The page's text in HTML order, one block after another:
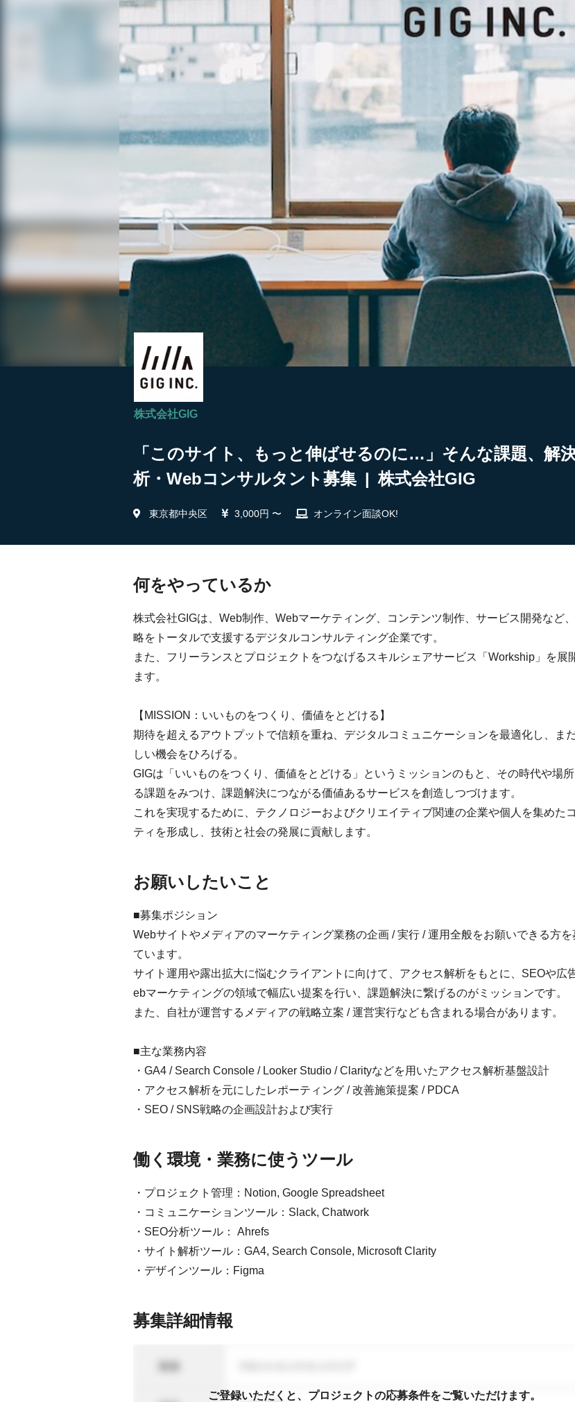
株式会社GIG
「このサイト、もっと伸ばせるのに…」そんな課題、解
析・Webコンサルタント募集 | 株式会社GIG
東京都中央区 3,000円 〜 オンライン面談OK!
何をやっているか
株式会社GIGは、Web制作、Webマーケティング、コンテンツ制作、サービス開発など
略をトータルで支援するデジタルコンサルティング企業です。
また、フリーランスとプロジェクトをつなげるスキルシェアサービス「Workship」を展
ます。
【MISSION：いいものをつくり、価値をとどける】
期待を超えるアウトプットで信頼を重ね、デジタルコミュニケーションを最適化し、ま
しい機会をひろげる。
GIGは「いいものをつくり、価値をとどける」というミッションのもと、その時代や場
る課題をみつけ、課題解決につながる価値あるサービスを創造しつづけます。
これを実現するために、テクノロジーおよびクリエイティブ関連の企業や個人を集めた
ティを形成し、技術と社会の発展に貢献します。
お願いしたいこと
■募集ポジション
Webサイトやメディアのマーケティング業務の企画 / 実行 / 運用全般をお願いできる方を
ています。
サイト運用や露出拡大に悩むクライアントに向けて、アクセス解析をもとに、SEOや広
ebマーケティングの領域で幅広い提案を行い、課題解決に繋げるのがミッションです。
また、自社が運営するメディアの戦略立案 / 運営実行なども含まれる場合があります。
■主な業務内容
・GA4 / Search Console / Looker Studio / Clarityなどを用いたアクセス解析基盤設計
・アクセス解析を元にしたレポーティング / 改善施策提案 / PDCA
・SEO / SNS戦略の企画設計および実行
働く環境・業務に使うツール
・プロジェクト管理：Notion, Google Spreadsheet
・コミュニケーションツール：Slack, Chatwork
・SEO分析ツール： Ahrefs
・サイト解析ツール：GA4, Search Console, Microsoft Clarity
・デザインツール：Figma
募集詳細情報
ご登録いただくと、プロジェクトの応募条件をご覧いただけます。